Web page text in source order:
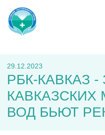
29.12.2023
РБК-КАВКАЗ
ВОД БЬЮТ